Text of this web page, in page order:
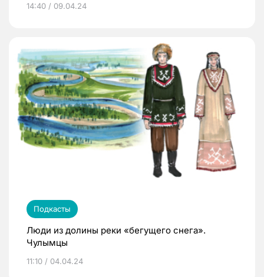
14:40 / 09.04.24
Подкасты
Люди из долины реки «бегущего снега».
Чулымцы
11:10 / 04.04.24